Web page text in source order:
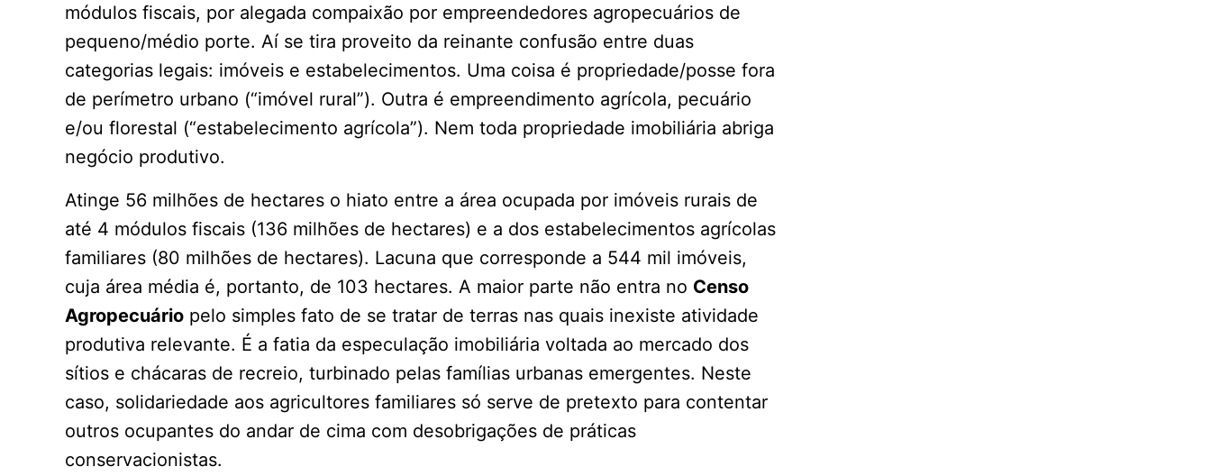
módulos fiscais, por alegada compaixão por empreendedores agropecuários de
pequeno/médio porte. Aí se tira proveito da reinante confusão entre duas
categorias legais: imóveis e estabelecimentos. Uma coisa é propriedade/posse fora
de perímetro urbano (“imóvel rural”). Outra é empreendimento agrícola, pecuário
e/ou florestal (“estabelecimento agrícola”). Nem toda propriedade imobiliária abriga
negócio produtivo.
Atinge 56 milhões de hectares o hiato entre a área ocupada por imóveis rurais de
até 4 módulos fiscais (136 milhões de hectares) e a dos estabelecimentos agrícolas
familiares (80 milhões de hectares). Lacuna que corresponde a 544 mil imóveis,
cuja área média é, portanto, de 103 hectares. A maior parte não entra no Censo
Agropecuário pelo simples fato de se tratar de terras nas quais inexiste atividade
produtiva relevante. É a fatia da especulação imobiliária voltada ao mercado dos
sítios e chácaras de recreio, turbinado pelas famílias urbanas emergentes. Neste
caso, solidariedade aos agricultores familiares só serve de pretexto para contentar
outros ocupantes do andar de cima com desobrigações de práticas
conservacionistas.